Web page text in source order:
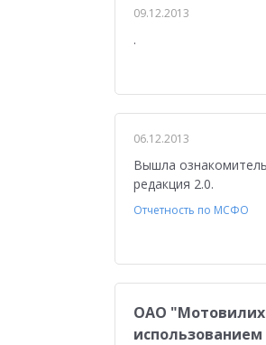
Изменения
Медицина
1С:ERP Управление
09.12.2013
.
06.12.2013
Вышла
редакция 2.0.
Отчетность по МСФО
ОАО